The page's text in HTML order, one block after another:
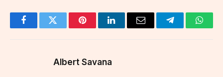
FacebookTwitter PinterestLinkedInEmail Telegram
Albert Savana